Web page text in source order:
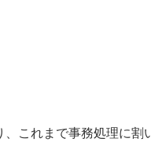
これまで事務処理に